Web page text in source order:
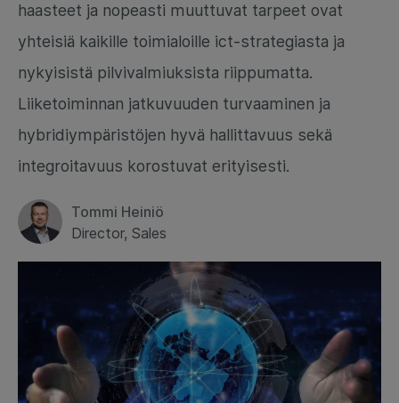
haasteet ja nopeasti muuttuvat tarpeet ovat
yhteisiä kaikille toimialoille ict-strategiasta ja
nykyisistä pilvivalmiuksista riippumatta.
Liiketoiminnan jatkuvuuden turvaaminen ja
hybridiympäristöjen hyvä hallittavuus sekä
integroitavuus korostuvat erityisesti.
Tommi Heiniö
Director, Sales